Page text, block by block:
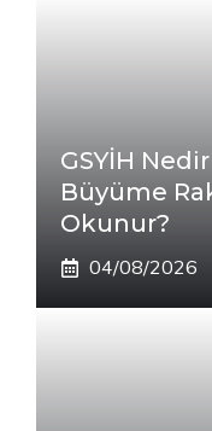
GSYİH
Büyüme
Okunur?
04/08/2026